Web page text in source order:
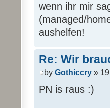
wenn ihr mir
(managed/
aushelfen!
Re: Wir
by Gothiccry »
PN is raus :)